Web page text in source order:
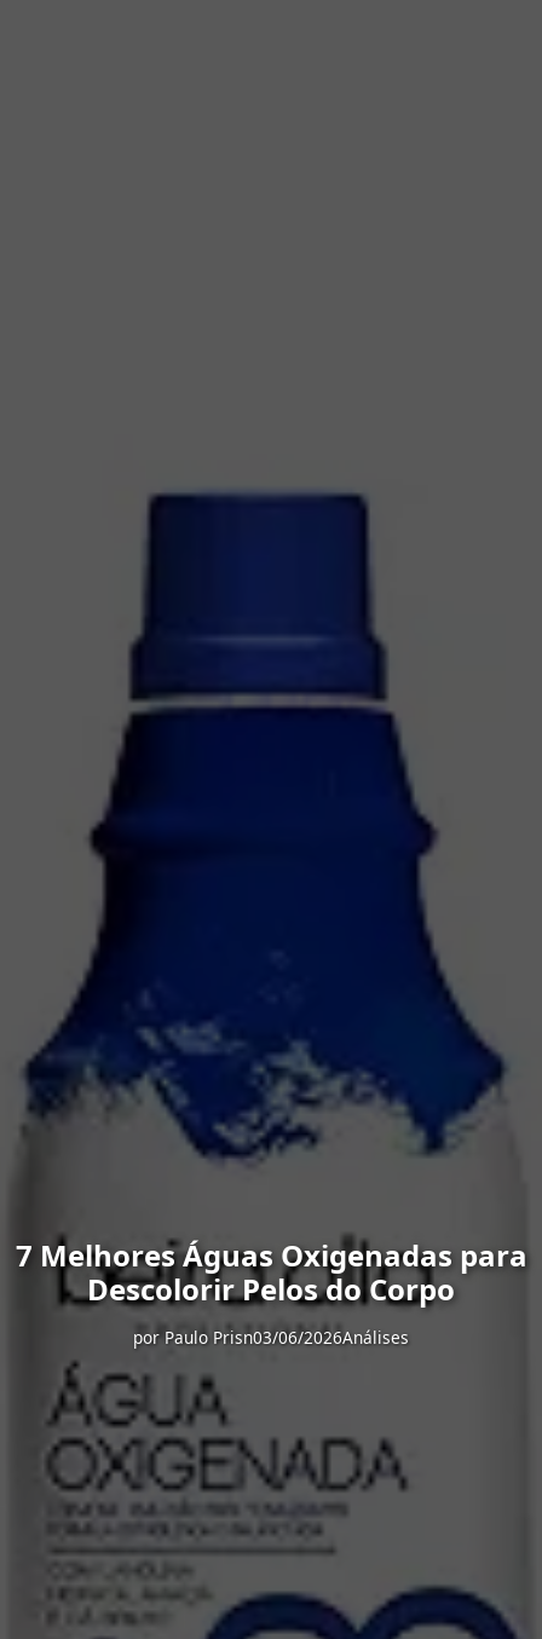
7 Melhores Águas Oxigenadas para
Descolorir Pelos do Corpo
porPaulo Prisn03/06/2026Análises